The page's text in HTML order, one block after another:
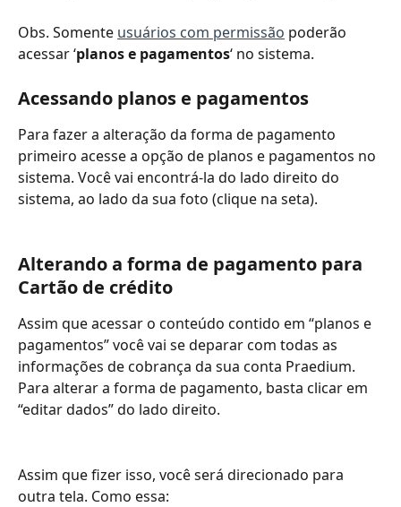
Obs. Somente usuários com permissão poderão
acessar ‘planos e pagamentos‘ no sistema.
Acessando planos e pagamentos
Para fazer a alteração da forma de pagamento
primeiro acesse a opção de planos e pagamentos no
sistema. Você vai encontrá-la do lado direito do
sistema, ao lado da sua foto (clique na seta).
Alterando a forma de pagamento para
Cartão de crédito
Assim que acessar o conteúdo contido em “planos e
pagamentos” você vai se deparar com todas as
informações de cobrança da sua conta Praedium.
Para alterar a forma de pagamento, basta clicar em
“editar dados” do lado direito.
Assim que fizer isso, você será direcionado para
outra tela. Como essa: